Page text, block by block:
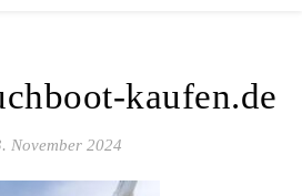
kaufen.de
November 2024